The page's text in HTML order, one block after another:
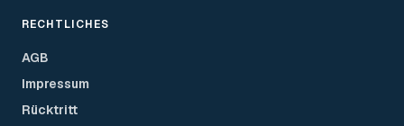
RECHTLICHES
AGB
Impressum
Rücktritt